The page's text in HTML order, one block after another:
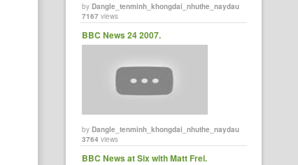
byDangle_tenminh_khongdai_nhuthe_naydau
7167 views
BBC News 24 2007.
byDangle_tenminh_khongdai_nhuthe_naydau
3764 views
BBC News at Six with Matt Frei.